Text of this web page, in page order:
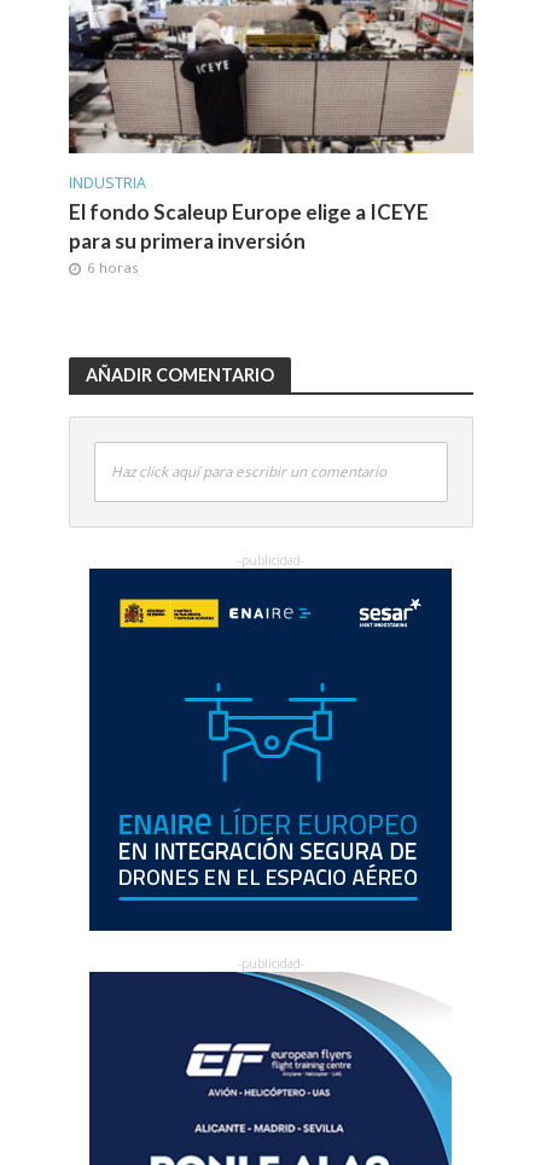
INDUSTRIA
El fondo Scaleup Europe elige a ICEYE
para su primera inversión
6 horas
AÑADIR COMENTARIO
Haz click aquí para escribir un comentario